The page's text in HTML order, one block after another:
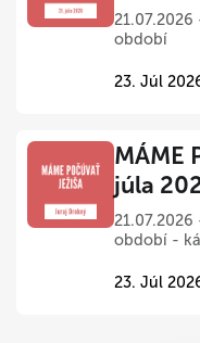
období
23. Júl
MÁME
júla
období -
23. Júl